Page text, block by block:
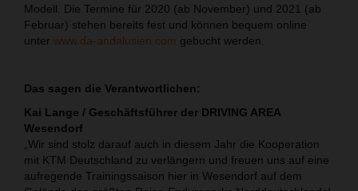
Modell. Die Termine für 2020 (ab November) und 2021 (ab
Februar) stehen bereits fest und können bequem online
unter www.da-andalusien.com gebucht werden.
Das sagen die Verantwortlichen:
Kai Lange / Geschäftsführer der DRIVING AREA
Wesendorf
„Wir sind stolz darauf auch in diesem Jahr die Kooperation
mit KTM Deutschland zu verlängern und freuen uns auf eine
aufregende Trainingssaison hier in Wesendorf auf dem